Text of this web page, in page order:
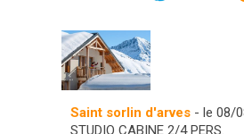
Saint sorlin d'arves- le 08/
STUDIO CABINE 2/4 PERS.